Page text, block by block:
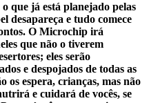
que já está planejado pelas
desapareça e tudo comece
O Microchip irá
que não o tiverem
eles serão
e despojados de todas as
os espera, crianças, mas não
e cuidará de vocês, se